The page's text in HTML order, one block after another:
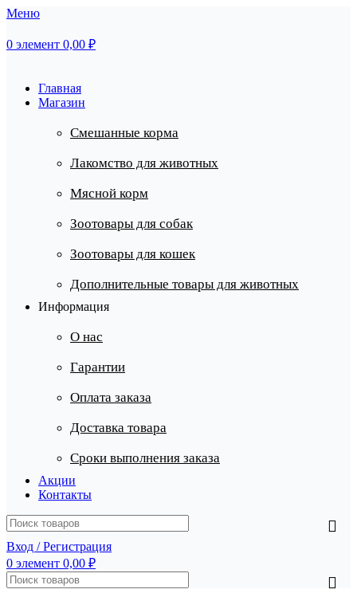
Меню
0 элемент 0,00 ₽
Главная
Магазин
Смешанные корма
Лакомство для животных
Мясной корм
Зоотовары для собак
Зоотовары для кошек
Дополнительные товары для животных
Информация
О нас
Гарантии
Оплата заказа
Доставка товара
Сроки выполнения заказа
Акции
Контакты
Вход / Регистрация
0 элемент 0,00 ₽